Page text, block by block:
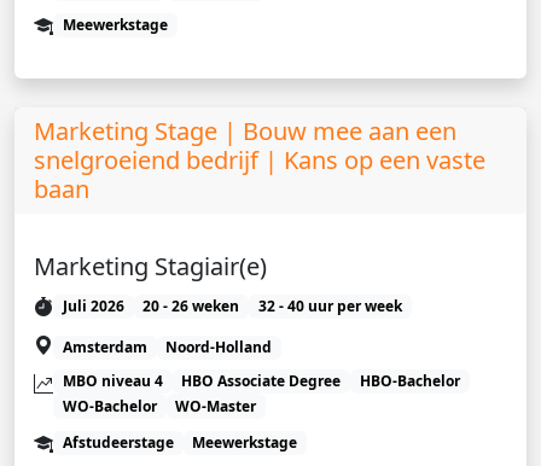
Meewerkstage
Marketing Stage | Bouw mee aan een
snelgroeiend bedrijf | Kans op een vaste
baan
Marketing Stagiair(e)
Juli 2026 20 - 26 weken
32 - 40 uur per week
Amsterdam
Noord-Holland
MBO niveau 4
HBO Associate Degree
HBO-Bachelor
WO-Bachelor
WO-Master
Afstudeerstage
Meewerkstage